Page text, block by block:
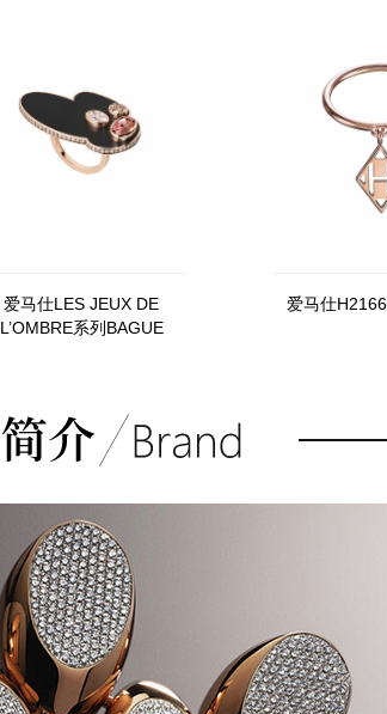
爱马仕LES JEUX DE
L’OMBRE系列BAGUE
爱马仕